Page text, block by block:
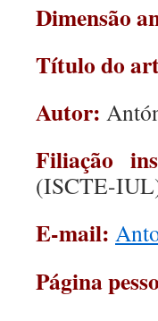
Dimensão
Título do
Autor:
Filiação
(ISCTE-
E-mail:
Página